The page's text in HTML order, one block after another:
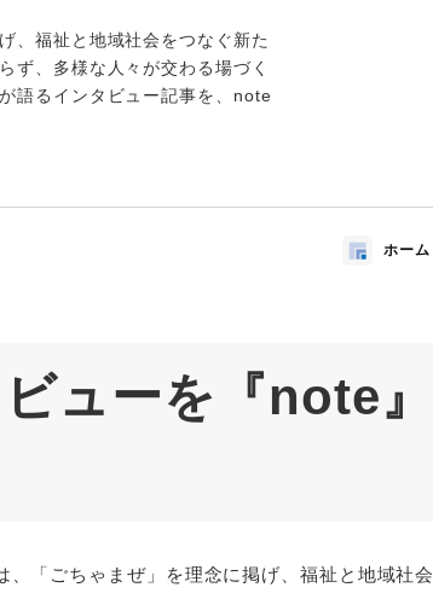
、福祉と地域社会をつなぐ新た
ず、多様な人々が交わる場づく
語るインタビュー記事を、note
ホーム
ューを『note
、「ごちゃまぜ」を理念に掲げ、福祉と地域社